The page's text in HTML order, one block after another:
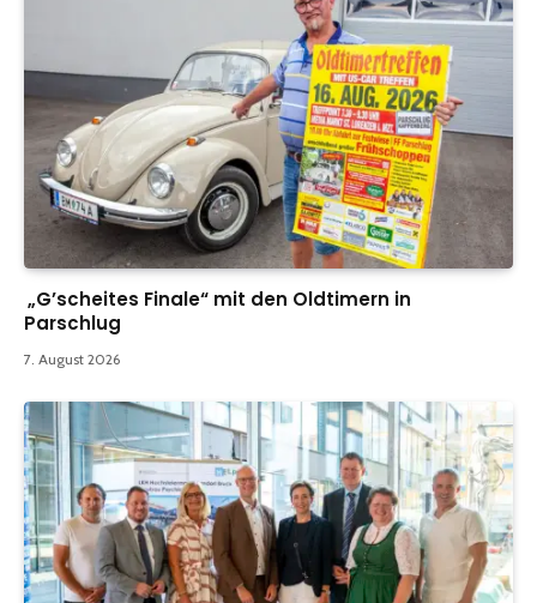
„G’scheites Finale“ mit den Oldtimern in
Parschlug
7. August 2026